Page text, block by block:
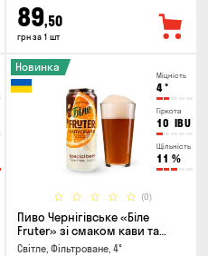
89,50
грн за 1 шт
Міцність
4°
Гіркота
10 IBU
Щільність
11 %
(0)
Новинка
Пиво Чернігівське «Біле
Fruter» зі смаком кави та
апельсину 0.5л
Світле, Фільтроване, 4°